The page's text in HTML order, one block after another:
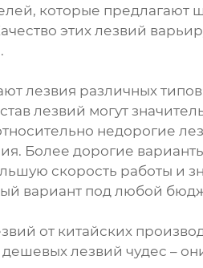
которые
этих лезвий
лезвия различных
лезвий могут
недорогие
Более дорогие
скорость работы и
вариант под любой
от китайских
лезвий чудес –